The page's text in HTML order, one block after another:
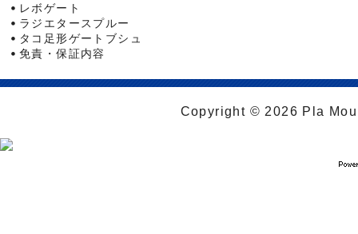
レボゲート
ラジエタースプルー
タコ足形ゲートブシュ
免責・保証内容
Copyright © 2026 Pla